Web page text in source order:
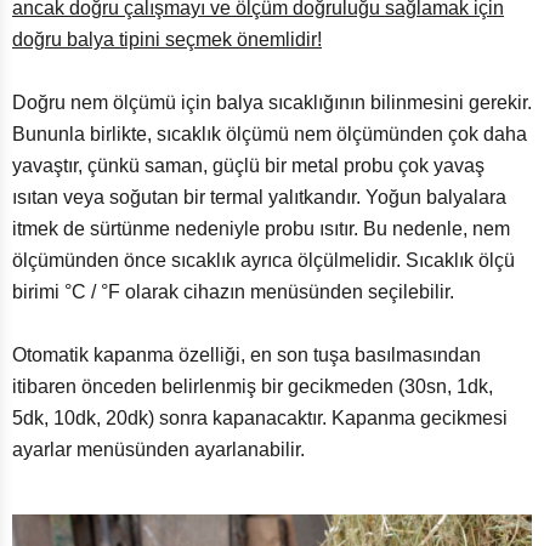
ancak doğru çalışmayı ve ölçüm doğruluğu sağlamak için
doğru balya tipini seçmek önemlidir!
Doğru nem ölçümü için balya sıcaklığının bilinmesini gerekir.
Bununla birlikte, sıcaklık ölçümü nem ölçümünden çok daha
yavaştır, çünkü saman, güçlü bir metal probu çok yavaş
ısıtan veya soğutan bir termal yalıtkandır. Yoğun balyalara
itmek de sürtünme nedeniyle probu ısıtır. Bu nedenle, nem
ölçümünden önce sıcaklık ayrıca ölçülmelidir. Sıcaklık ölçü
birimi °C / °F olarak cihazın menüsünden seçilebilir.
Otomatik kapanma özelliği, en son tuşa basılmasından
itibaren önceden belirlenmiş bir gecikmeden (30sn, 1dk,
5dk, 10dk, 20dk) sonra kapanacaktır. Kapanma gecikmesi
ayarlar menüsünden ayarlanabilir.